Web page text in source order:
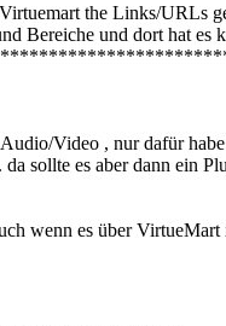
the Links/URLs
Bereiche und dort hat es
Video , nur dafür
da sollte es aber dann ein
wenn es über VirtueMart